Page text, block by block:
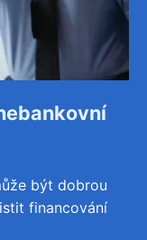
být dobrou
financování